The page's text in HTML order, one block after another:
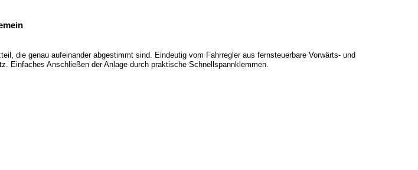
die genau aufeinander abgestimmt sind. Eindeutig vom Fahrregler aus fernsteuerbare Vorwärts- und
Einfaches Anschließen der Anlage durch praktische Schnellspannklemmen.